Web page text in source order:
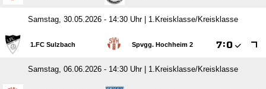
Samstag, 30.05.2026 - 14:30 Uhr | 1.Kreisklasse/Kreisklasse
1.FC Sulzbach Spvgg. Hochheim 2 :
Samstag, 06.06.2026 - 14:30 Uhr | 1.Kreisklasse/Kreisklasse